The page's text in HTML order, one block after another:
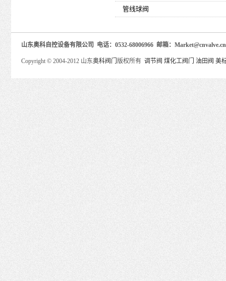
管线球阀
山东奥科自控设备有限公司 电话：0532-68006966 邮箱：
Copyright © 2004-2012 山东奥科阀门 版权所有 调节阀 煤化工阀门 油田阀 美